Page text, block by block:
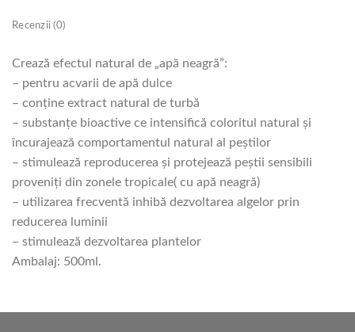
Recenzii (0)
Crează efectul natural de „apă neagră”:
– pentru acvarii de apă dulce
– conţine extract natural de turbă
– substanţe bioactive ce intensifică coloritul natural şi
încurajează comportamentul natural al peştilor
– stimulează reproducerea şi protejează peştii sensibili
proveniţi din zonele tropicale( cu apă neagră)
– utilizarea frecventă inhibă dezvoltarea algelor prin
reducerea luminii
– stimulează dezvoltarea plantelor
Ambalaj: 500ml.